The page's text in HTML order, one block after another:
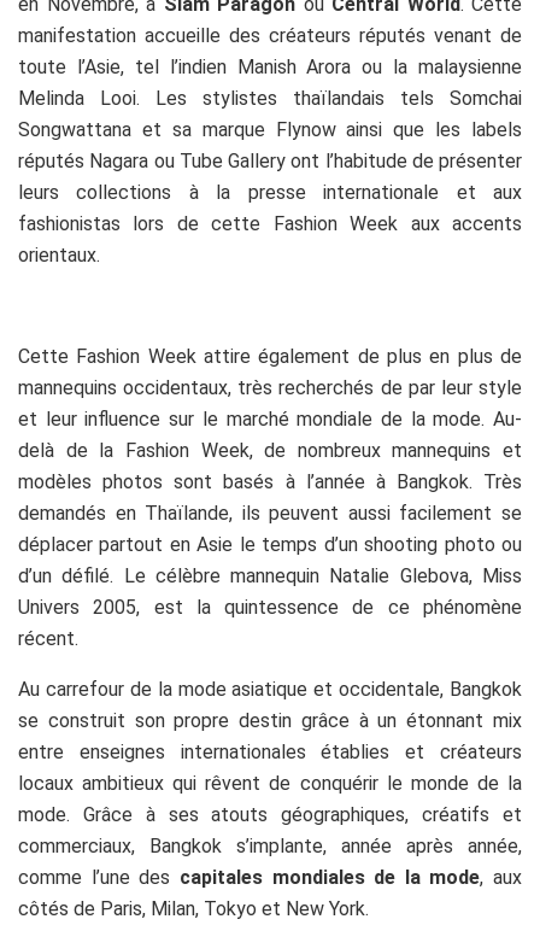
en Novembre, à Siam Paragon ou Central World. Cette
manifestation accueille des créateurs réputés venant de
toute l’Asie, tel l’indien Manish Arora ou la malaysienne
Melinda Looi. Les stylistes thaïlandais tels Somchai
Songwattana et sa marque Flynow ainsi que les labels
réputés Nagara ou Tube Gallery ont l’habitude de présenter
leurs collections à la presse internationale et aux
fashionistas lors de cette Fashion Week aux accents
orientaux.
Cette Fashion Week attire également de plus en plus de
mannequins occidentaux, très recherchés de par leur style
et leur influence sur le marché mondiale de la mode. Au-
delà de la Fashion Week, de nombreux mannequins et
modèles photos sont basés à l’année à Bangkok. Très
demandés en Thaïlande, ils peuvent aussi facilement se
déplacer partout en Asie le temps d’un shooting photo ou
d’un défilé. Le célèbre mannequin Natalie Glebova, Miss
Univers 2005, est la quintessence de ce phénomène
récent.
Au carrefour de la mode asiatique et occidentale, Bangkok
se construit son propre destin grâce à un étonnant mix
entre enseignes internationales établies et créateurs
locaux ambitieux qui rêvent de conquérir le monde de la
mode. Grâce à ses atouts géographiques, créatifs et
commerciaux, Bangkok s’implante, année après année,
comme l’une des capitales mondiales de la mode, aux
côtés de Paris, Milan, Tokyo et New York.